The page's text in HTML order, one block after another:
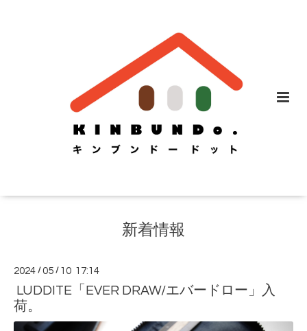
新着情報
2024 /05 / 10 17:14
LUDDITE「EVER DRAW/エバードロー」入
荷。